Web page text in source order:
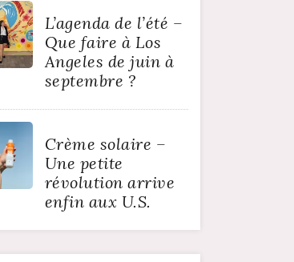
L’agenda de l’été –
Que faire à Los
Angeles de juin à
septembre ?
Crème solaire –
Une petite
révolution arrive
enfin aux U.S.